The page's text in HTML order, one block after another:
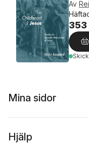
Av
353
Mina sidor
Hjälp